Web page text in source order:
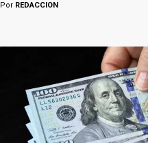
Por REDACCION